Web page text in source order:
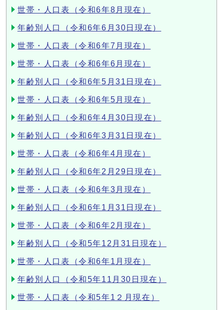
世帯・人口表（令和6年8月現在）
年齢別人口（令和6年6月30日現在）
世帯・人口表（令和6年7月現在）
世帯・人口表（令和6年6月現在）
年齢別人口（令和6年5月31日現在）
世帯・人口表（令和6年5月現在）
年齢別人口（令和6年4月30日現在）
年齢別人口（令和6年3月31日現在）
世帯・人口表（令和6年4月現在）
年齢別人口（令和6年2月29日現在）
世帯・人口表（令和6年3月現在）
年齢別人口（令和6年1月31日現在）
世帯・人口表（令和6年2月現在）
年齢別人口（令和5年12月31日現在）
世帯・人口表（令和6年1月現在）
年齢別人口（令和5年11月30日現在）
世帯・人口表（令和5年1２月現在）